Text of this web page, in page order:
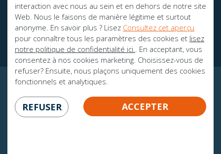
interaction avec nous au sein et en dehors de notre site
Web. Nous le faisons de manière légitime et surtout
anonyme. En savoir plus ? Lisez Consultez cet aperçu
pour connaître tous les paramètres des cookies et lisez
notre politique de confidentialité ici.
. En acceptant, vous
consentez à nos cookies marketing. Choisissez-vous de
refuser? Ensuite, nous plaçons uniquement des cookies
fonctionnels et analytiques.
REFUSER ACCEPTER
Des brochures
Ambassadeurs
CERTITUDE GARANTIE!